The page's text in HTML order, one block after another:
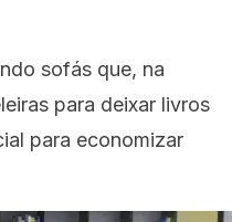
sofás que, na
para deixar livros
para economizar